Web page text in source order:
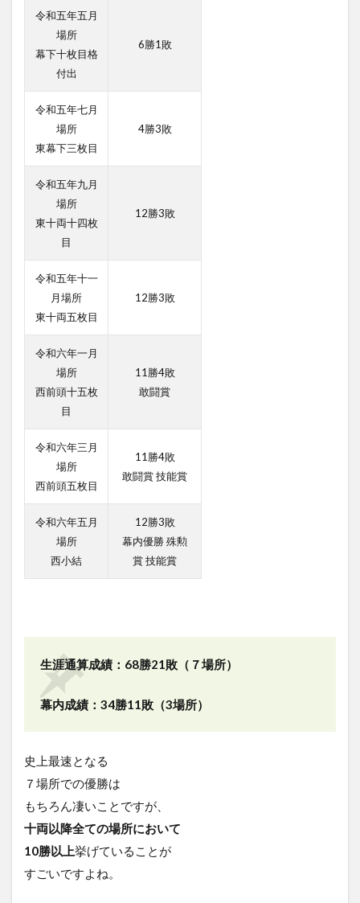
令和五年五月
場所
幕下十枚目格
付出
6勝1敗
令和五年七月
場所
東幕下三枚目
4勝3敗
令和五年九月
場所
東十両十四枚
目
12勝3敗
令和五年十一
月場所
東十両五枚目
12勝3敗
令和六年一月
場所
西前頭十五枚
目
11勝4敗
敢闘賞
令和六年三月
場所
西前頭五枚目
11勝4敗
敢闘賞 技能賞
令和六年五月
場所
西小結
12勝3敗
幕内優勝 殊勲
賞 技能賞
生涯通算成績：68勝21敗（７場所）
幕内成績：34勝11敗（3場所）
史上最速となる
７場所での優勝は
もちろん凄いことですが、
十両以降全ての場所において
10勝以上挙げていることが
すごいですよね。